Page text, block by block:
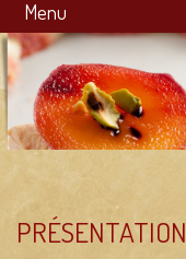
Menu
PRÉSENTATION